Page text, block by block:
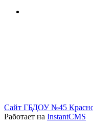
Сайт ГБДОУ №45
Работает на InstantCMS